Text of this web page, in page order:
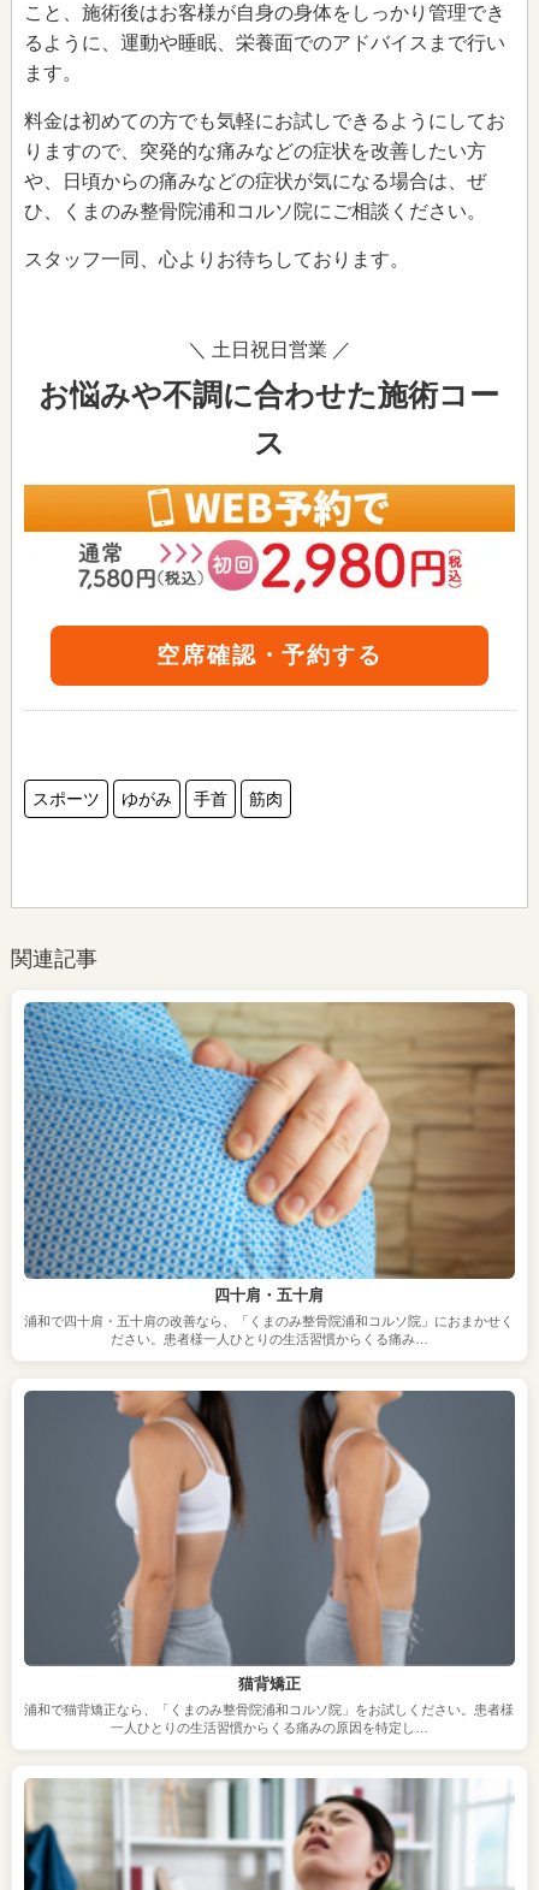
こと、施術後はお客様が自身の身体をしっかり管理でき
るように、運動や睡眠、栄養面でのアドバイスまで行い
ます。
料金は初めての方でも気軽にお試しできるようにしてお
りますので、突発的な痛みなどの症状を改善したい方
や、日頃からの痛みなどの症状が気になる場合は、ぜ
ひ、くまのみ整骨院浦和コルソ院にご相談ください。
スタッフ一同、心よりお待ちしております。
＼ 土日祝日営業 ／
お悩みや不調に合わせた施術コー
ス
空席確認・予約する
スポーツ ゆがみ 手首 筋肉
関連記事
四十肩・五十肩
浦和で四十肩・五十肩の改善なら、「くまのみ整骨院浦和コルソ院」におまかせく
ださい。患者様一人ひとりの生活習慣からくる痛み…
猫背矯正
浦和で猫背矯正なら、「くまのみ整骨院浦和コルソ院」をお試しください。患者様
一人ひとりの生活習慣からくる痛みの原因を特定し…